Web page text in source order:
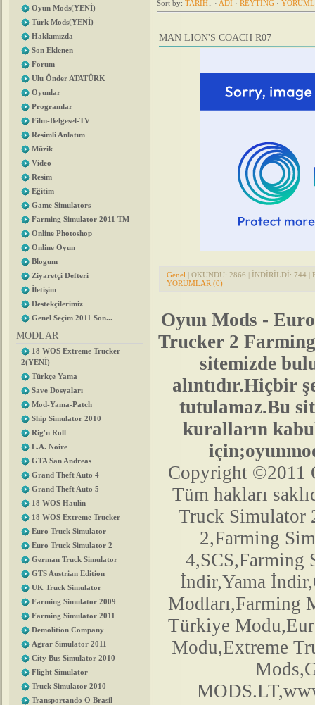
Oyun Mods(YENİ)
Türk Mods(YENİ)
Hakkımızda
Son Eklenen
Forum
Ulu Önder ATATÜRK
Oyunlar
Programlar
Film-Belgesel-TV
Resimli Anlatım
Müzik
Video
Resim
Eğitim
Game Simulators
Farming Simulator 2011 TM
Online Photoshop
Online Oyun
Blogum
Ziyaretçi Defteri
İletişim
Destekçilerimiz
Genel Seçim 2011 Son...
MODLAR
18 WOS Extreme Trucker
2(YENİ)
Türkçe Yama
Save Dosyaları
Mod-Yama-Patch
Ship Simulator 2010
Rig'n'Roll
L.A. Noire
GTA San Andreas
Grand Theft Auto 4
Grand Theft Auto 5
18 WOS Haulin
18 WOS Extreme Trucker
Euro Truck Simulator
Euro Truck Simulator 2
German Truck Simulator
GTS Austrian Edition
UK Truck Simulator
Farming Simulator 2009
Farming Simulator 2011
Demolition Company
Agrar Simulator 2011
City Bus Simulator 2010
Flight Simulator
Truck Simulator 2010
Transportando O Brasil
Sort by: TARİH · ADI · REYTİNG ·
MAN LION'S COACH R07
Genel | OKUNDU: 2866 | İNDİRİLDİ: 744 |
YORUMLAR (0)
Oyun Mods -
Trucker 2
sitemizde
alıntıdır.Hiçbir
tutulamaz.Bu
kuralların
Copyright ©2011
Tüm hakları
Truck Simulator
2,Farming
4,SCS,Farming
İndir,Yama
Modları,Farming
Türkiye
Modu,Extreme